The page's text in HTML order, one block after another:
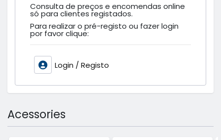
Consulta de preços e encomendas online
só para clientes registados.
Para realizar o pré-registo ou fazer login
por favor clique:
Login / Registo
Acessories